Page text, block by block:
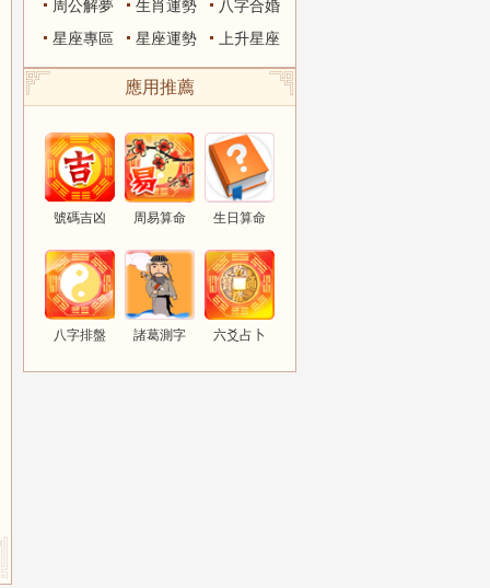
周公解夢 生肖運勢
八字合婚
星座專區
星座運勢 上升星座
應用推薦
號碼吉凶 周易算命 生日算命
八字排盤 諸葛測字 六爻占卜